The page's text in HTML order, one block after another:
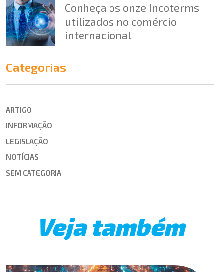
Conheça os onze Incoterms
utilizados no comércio
internacional
Categorias
ARTIGO
INFORMAÇÃO
LEGISLAÇÃO
NOTÍCIAS
SEM CATEGORIA
Veja também